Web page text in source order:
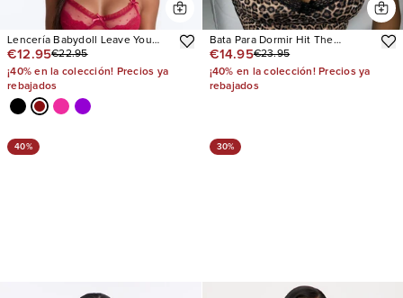
Lencería Babydoll Leave You
Breathless
€12.95€22.95
¡40% en la colección! Precios ya
rebajados
Bata Para Dormir Hit The
Snooze
€14.95€23.95
¡40% en la colección! Precios ya
rebajados
40% 30%